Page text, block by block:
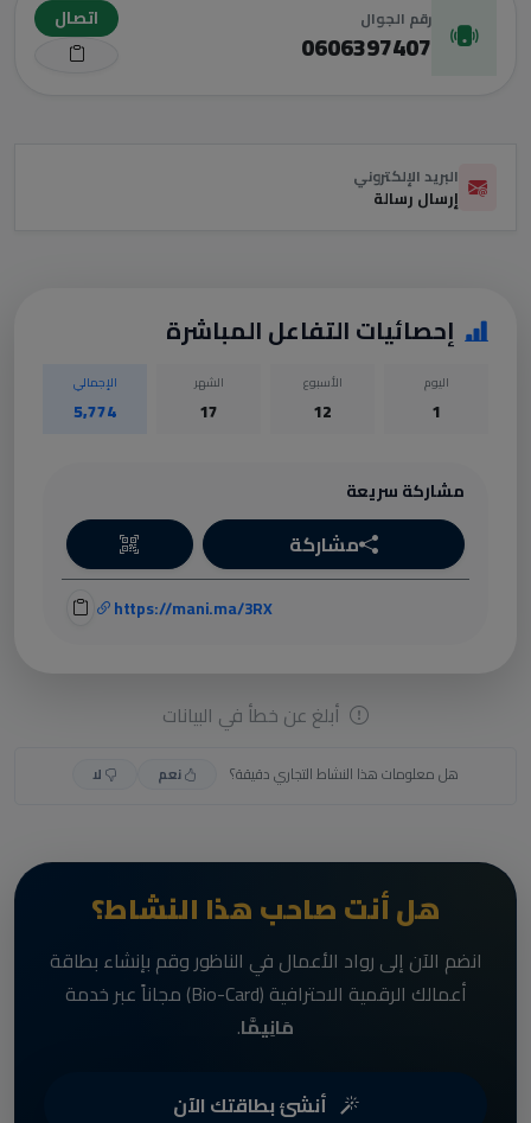
رقم الجوال
0606397407
اتصال
البريد الإلكتروني
إرسال رسالة
إحصائيات التفاعل المباشرة
اليوم
1
الأسبوع
12
الشهر
17
الإجمالي
5,774
مشاركة سريعة
مشاركة
https://mani.ma/3RX
أبلغ عن خطأ في البيانات
هل معلومات هذا النشاط التجاري دقيقة؟ نعم لا
هل أنت صاحب هذا النشاط؟
انضم الآن إلى رواد الأعمال في الناظور وقم بإنشاء بطاقة
أعمالك الرقمية الاحترافية (Bio-Card) مجاناً عبر خدمة
مَانِيمَّا.
أنشئ بطاقتك الآن